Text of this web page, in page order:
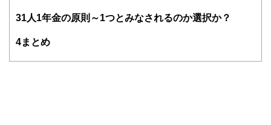
31人1年金の原則～1つとみなされるのか選択か？
4まとめ